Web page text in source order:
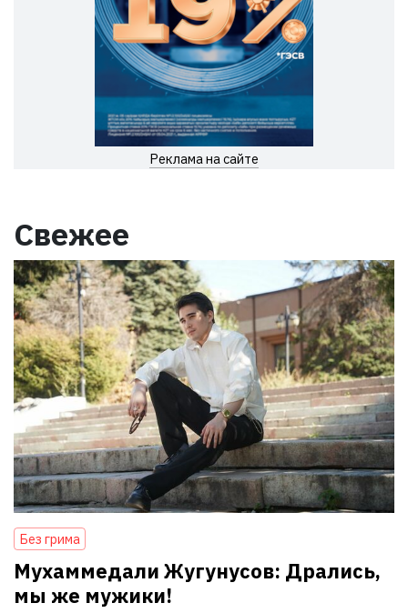
Реклама на сайте
Свежее
Без грима
Мухаммедали Жугунусов: Дрались,
мы же мужики!